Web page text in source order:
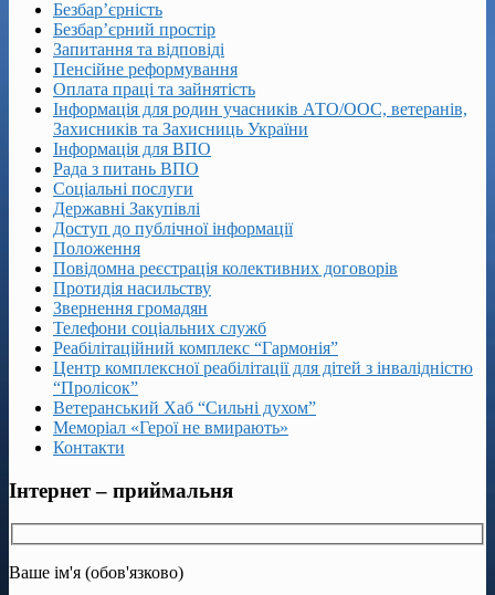
Безбар’єрність
Безбар’єрний простір
Запитання та відповіді
Пенсійне реформування
Оплата праці та зайнятість
Інформація для родин учасників АТО/ООС, ветеранів,
Захисників та Захисниць України
Інформація для ВПО
Рада з питань ВПО
Соціальні послуги
Державні Закупівлі
Доступ до публічної інформації
Положення
Повідомна реєстрація колективних договорів
Протидія насильству
Звернення громадян
Телефони соціальних служб
Реабілітаційний комплекс “Гармонія”
Центр комплексної реабілітації для дітей з інвалідністю
“Пролісок”
Ветеранський Хаб “Сильні духом”
Меморіал «Герої не вмирають»
Контакти
Інтернет – приймальня
Ваше ім'я (обов'язково)